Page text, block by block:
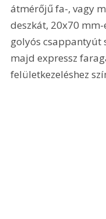
átmérőjű fa-, vagy
deszkát, 20x70
golyós csappantyút
majd expressz
felületkezeléshez